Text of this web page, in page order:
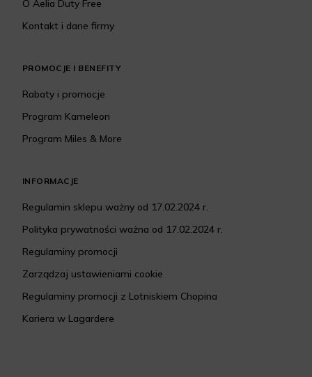
O Aelia Duty Free
Kontakt i dane firmy
PROMOCJE I BENEFITY
Rabaty i promocje
Program Kameleon
Program Miles & More
INFORMACJE
Regulamin sklepu ważny od 17.02.2024 r.
Polityka prywatności ważna od 17.02.2024 r.
Regulaminy promocji
Zarządzaj ustawieniami cookie
Regulaminy promocji z Lotniskiem Chopina
Kariera w Lagardere